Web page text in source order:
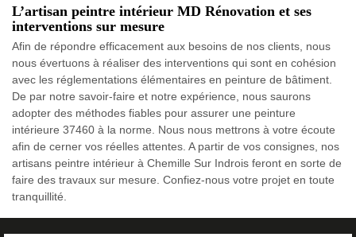
L’artisan peintre intérieur MD Rénovation et ses
interventions sur mesure
Afin de répondre efficacement aux besoins de nos clients, nous
nous évertuons à réaliser des interventions qui sont en cohésion
avec les réglementations élémentaires en peinture de bâtiment.
De par notre savoir-faire et notre expérience, nous saurons
adopter des méthodes fiables pour assurer une peinture
intérieure 37460 à la norme. Nous nous mettrons à votre écoute
afin de cerner vos réelles attentes. A partir de vos consignes, nos
artisans peintre intérieur à Chemille Sur Indrois feront en sorte de
faire des travaux sur mesure. Confiez-nous votre projet en toute
tranquillité.